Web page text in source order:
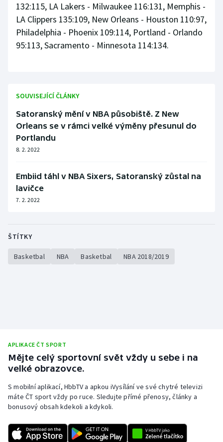
132:115, LA Lakers - Milwaukee 116:131, Memphis -
LA Clippers 135:109, New Orleans - Houston 110:97,
Philadelphia - Phoenix 109:114, Portland - Orlando
95:113, Sacramento - Minnesota 114:134.
SOUVISEJÍCÍ ČLÁNKY
Satoranský mění v NBA působiště. Z New
Orleans se v rámci velké výměny přesunul do
Portlandu
8. 2. 2022
Embiid táhl v NBA Sixers, Satoranský zůstal na
lavičce
7. 2. 2022
ŠTÍTKY
Basketbal NBA Basketbal NBA 2018/2019
APLIKACE ČT SPORT
Mějte celý sportovní svět vždy u sebe i na
velké obrazovce.
S mobilní aplikací, HbbTV a apkou iVysílání ve své chytré televizi
máte ČT sport vždy po ruce. Sledujte přímé přenosy, články a
bonusový obsah kdekoli a kdykoli.